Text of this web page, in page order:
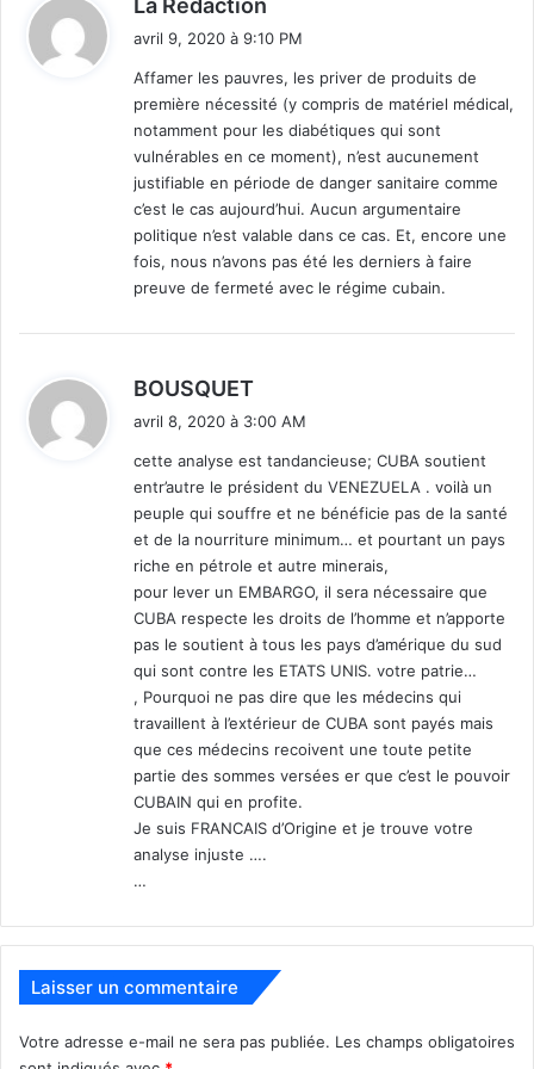
En tout cas les Etats-Unis ne sont actuellement ni sous la
menace d’un tir de missiles nucléaires soviétiques, ni de
l’invasion de ses plages par des guérilleros barbudos.
Pour que Cuba sorte de l’anachronisme, il faut aussi que
ses adversaires s’en éloignent…
Pour illustrer l’actualité de cet embargo, le 1er avril 2020
(ce n’est pas un gag) un transporteur aérien a annulé au
dernier moment un départ d’avion vers Cuba, chargé avec
100000 masques de protection et des kits médicaux, ce
#NoMásBloqueo #CubaSalvaVidas
The criminal blockade of the
imperial government violates the
human rights of the Cuban
people. #SomosCuba
#SomosContinuidad
https://t.co/rluHN6OvVQ
— Miguel Díaz-Canel Bermúdez
(@DiazCanelB)April 1, 2020
63 pays étrangers, dont un grand nombre intervient
actuellement en Italie, y compris des experts en virologie
dont certains ont travaillé sur le virus Ebola en Afrique.
Vous pourriez penser que ça dérange moins de monde
La Rédaction
:
avril 9, 2020 à 9:10 PM
Affamer les pauvres, les priver de produits de
première nécessité (y compris de matériel médical,
notamment pour les diabétiques qui sont
vulnérables en ce moment), n’est aucunement
justifiable en période de danger sanitaire comme
c’est le cas aujourd’hui. Aucun argumentaire
politique n’est valable dans ce cas. Et, encore une
fois, nous n’avons pas été les derniers à faire
preuve de fermeté avec le régime cubain.
BOUSQUET
:
avril 8, 2020 à 3:00 AM
cette analyse est tandancieuse; CUBA soutient
entr’autre le président du VENEZUELA . voilà un
peuple qui souffre et ne bénéficie pas de la santé
et de la nourriture minimum… et pourtant un pays
riche en pétrole et autre minerais,
pour lever un EMBARGO, il sera nécessaire que
CUBA respecte les droits de l’homme et n’apporte
pas le soutient à tous les pays d’amérique du sud
qui sont contre les ETATS UNIS. votre patrie…
, Pourquoi ne pas dire que les médecins qui
travaillent à l’extérieur de CUBA sont payés mais
que ces médecins recoivent une toute petite
partie des sommes versées er que c’est le pouvoir
CUBAIN qui en profite.
Je suis FRANCAIS d’Origine et je trouve votre
analyse injuste ….
…
Laisser un commentaire
Votre adresse e-mail ne sera pas publiée. Les champs obligatoires